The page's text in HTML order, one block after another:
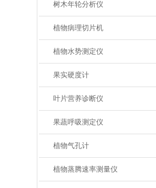
树木年轮分析仪
植物病理切片机
植物水势测定仪
果实硬度计
叶片营养诊断仪
果蔬呼吸测定仪
植物气孔计
植物蒸腾速率测量仪